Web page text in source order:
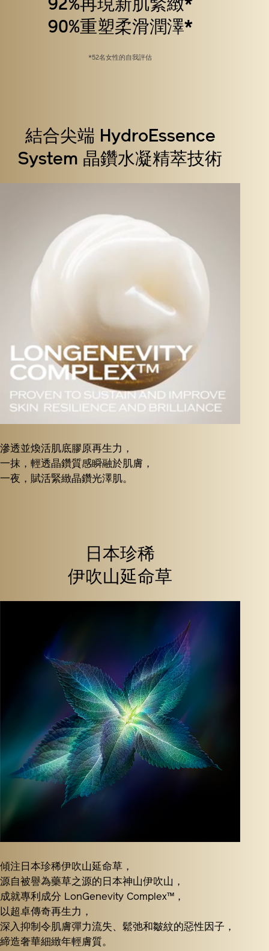
92%再現新肌緊緻*
90%重塑柔滑潤澤*
*52名女性的自我評估
結合尖端 HydroEssence
System 晶鑽水凝精萃技術
滲透並煥活肌底膠原再生力，
一抹，輕透晶鑽質感瞬融於肌膚，
一夜，賦活緊緻晶鑽光澤肌。
日本珍稀
伊吹山延命草
傾注日本珍稀伊吹山延命草，
源自被譽為藥草之源的日本神山伊吹山，
成就專利成分 LonGenevity Complex™，
以超卓傳奇再生力，
深入抑制令肌膚彈力流失、鬆弛和皺紋的惡性因子，
締造奢華細緻年輕膚質。